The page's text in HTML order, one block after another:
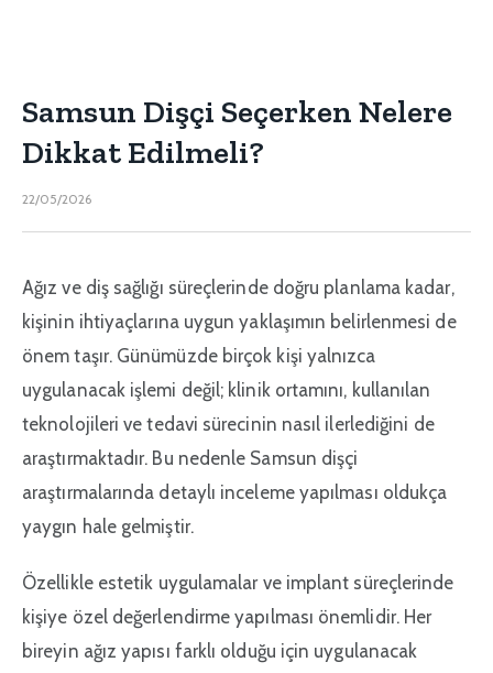
Samsun Dişçi Seçerken Nelere
Dikkat Edilmeli?
22/05/2026
Ağız ve diş sağlığı süreçlerinde doğru planlama kadar,
kişinin ihtiyaçlarına uygun yaklaşımın belirlenmesi de
önem taşır. Günümüzde birçok kişi yalnızca
uygulanacak işlemi değil; klinik ortamını, kullanılan
teknolojileri ve tedavi sürecinin nasıl ilerlediğini de
araştırmaktadır. Bu nedenle Samsun dişçi
araştırmalarında detaylı inceleme yapılması oldukça
yaygın hale gelmiştir.
Özellikle estetik uygulamalar ve implant süreçlerinde
kişiye özel değerlendirme yapılması önemlidir. Her
bireyin ağız yapısı farklı olduğu için uygulanacak